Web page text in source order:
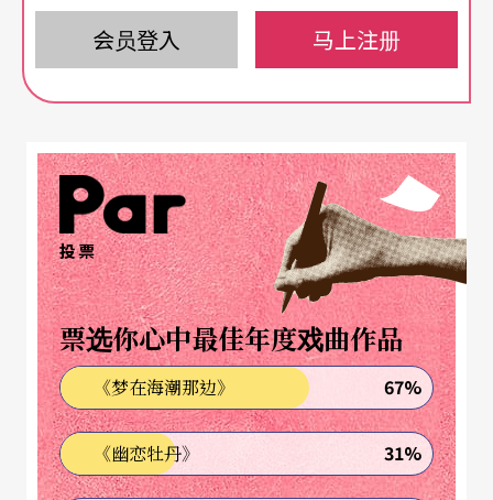
力追求诗文层次，但无法达于雅俗共赏，传情达
意；不看字幕，完全无法理会演员唱念，即使追逐
字幕，亦觉只是文字铺叠而已，多数无关键意义。
词，实太突兀，编剧希望镶入现代思维的企图可以
理解，但前情末交代，后文突然登高一呼，硬生生
曝露了剧本结构、冲突、主题等技巧的掌握力不
足。
春美歌剧团强项也就是春美一人，丑角洪锦叶常有
画龙点睛之效，也是剧团组合强项之一。但除此之
外，演员参差不齐，唱念做表都还有待进一步努
力。导演处理场面、节奏也应再求整饬、洗练。
会员登入 马上注册
投票
票选你心中最佳年度戏曲作品
《梦在海潮那边》 67%
《幽恋牡丹》 31%